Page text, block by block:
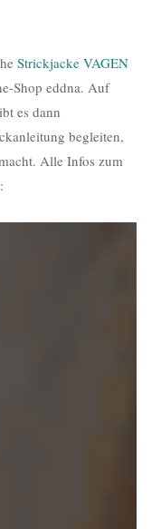
Strickjacke VAGEN
Shop eddna. Auf
es dann
begleiten,
Alle Infos zum